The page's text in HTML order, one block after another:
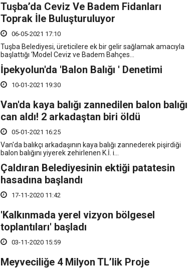
Tuşba’da Ceviz Ve Badem Fidanları
Toprak İle Buluşturuluyor
06-05-2021 17:10
Tuşba Belediyesi, üreticilere ek bir gelir sağlamak amacıyla
başlattığı ‘Model Ceviz ve Badem Bahçes...
İpekyolun'da 'Balon Balığı ' Denetimi
10-01-2021 19:30
Van'da kaya balığı zannedilen balon balığı
can aldı! 2 arkadaştan biri öldü
05-01-2021 16:25
Van'da balıkçı arkadaşının kaya balığı zannederek pişirdiği
balon balığını yiyerek zehirlenen K.İ. i...
Çaldıran Belediyesinin ektiği patatesin
hasadına başlandı
17-11-2020 11:42
'Kalkınmada yerel vizyon bölgesel
toplantıları' başladı
03-11-2020 15:59
Meyveciliğe 4 Milyon TL’lik Proje